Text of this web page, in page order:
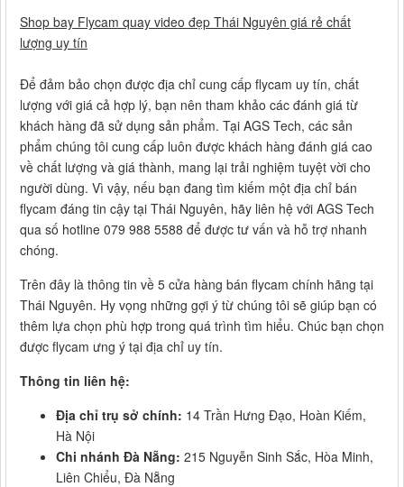
Shop bay Flycam quay video đẹp Thái Nguyên giá rẻ chất
lượng uy tín
Để đảm bảo chọn được địa chỉ cung cấp flycam uy tín, chất
lượng với giá cả hợp lý, bạn nên tham khảo các đánh giá từ
khách hàng đã sử dụng sản phẩm. Tại AGS Tech, các sản
phẩm chúng tôi cung cấp luôn được khách hàng đánh giá cao
về chất lượng và giá thành, mang lại trải nghiệm tuyệt vời cho
người dùng. Vì vậy, nếu bạn đang tìm kiếm một địa chỉ bán
flycam đáng tin cậy tại Thái Nguyên, hãy liên hệ với AGS Tech
qua số hotline 079 988 5588 để được tư vấn và hỗ trợ nhanh
chóng.
Trên đây là thông tin về 5 cửa hàng bán flycam chính hãng tại
Thái Nguyên. Hy vọng những gợi ý từ chúng tôi sẽ giúp bạn có
thêm lựa chọn phù hợp trong quá trình tìm hiểu. Chúc bạn chọn
được flycam ưng ý tại địa chỉ uy tín.
Thông tin liên hệ:
Địa chỉ trụ sở chính: 14 Trần Hưng Đạo, Hoàn Kiếm,
Hà Nội
Chi nhánh Đà Nẵng: 215 Nguyễn Sinh Sắc, Hòa Minh,
Liên Chiểu, Đà Nẵng